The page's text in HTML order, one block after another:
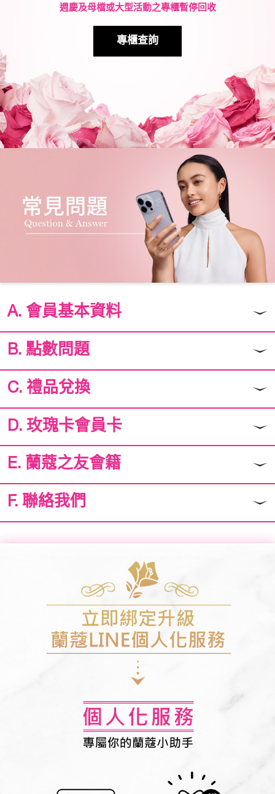
週慶及母檔或大型活動之專櫃暫停回收
專櫃查詢
A. 會員基本資料
B. 點數問題
C. 禮品兌換
D. 玫瑰卡會員卡
E. 蘭蔻之友會籍
F. 聯絡我們